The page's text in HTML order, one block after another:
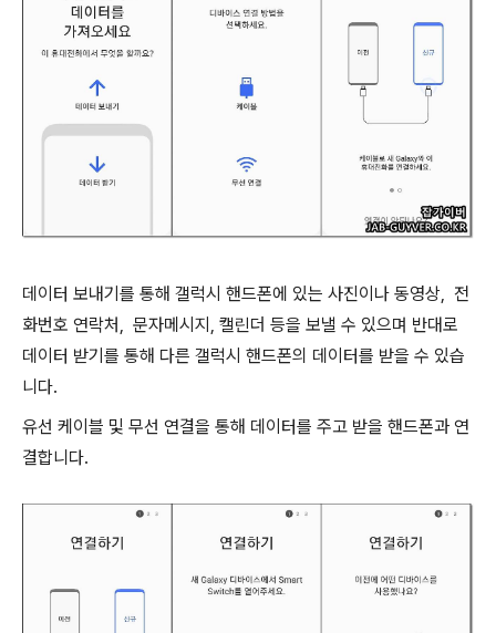
데이터 보내기를 통해 갤럭시 핸드폰에 있는 사진이나 동영상, 전
화번호 연락처, 문자메시지, 캘린더 등을 보낼 수 있으며 반대로
데이터 받기를 통해 다른 갤럭시 핸드폰의 데이터를 받을 수 있습
니다.
유선 케이블 및 무선 연결을 통해 데이터를 주고 받을 핸드폰과 연
결합니다.